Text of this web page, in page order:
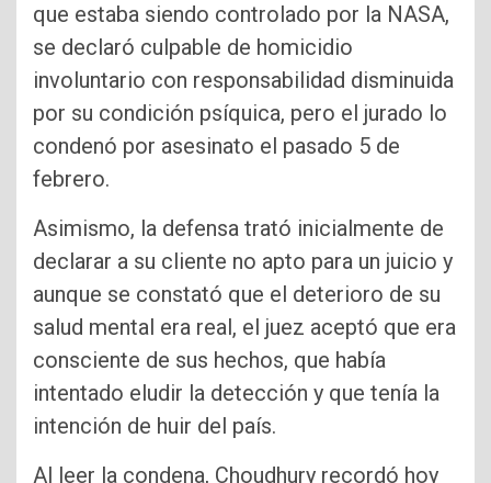
que estaba siendo controlado por la NASA,
se declaró culpable de homicidio
involuntario con responsabilidad disminuida
por su condición psíquica, pero el jurado lo
condenó por asesinato el pasado 5 de
febrero.
Asimismo, la defensa trató inicialmente de
declarar a su cliente no apto para un juicio y
aunque se constató que el deterioro de su
salud mental era real, el juez aceptó que era
consciente de sus hechos, que había
intentado eludir la detección y que tenía la
intención de huir del país.
Al leer la condena, Choudhury recordó hoy